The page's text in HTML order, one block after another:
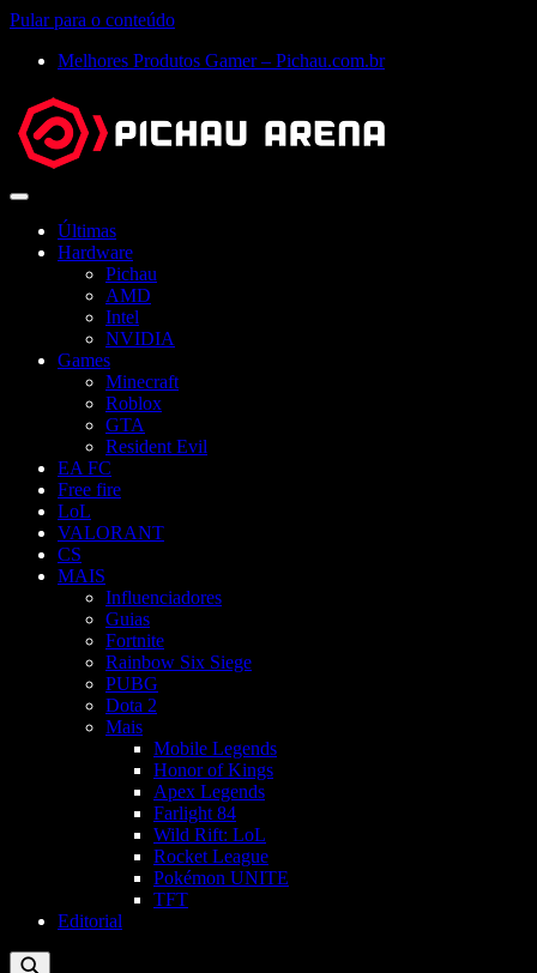
Pular para o conteúdo
Melhores Produtos Gamer – Pichau.com.br
Abrir
Últimas
Hardware
Pichau
AMD
Intel
NVIDIA
Games
Minecraft
Roblox
GTA
Resident Evil
EA FC
Free fire
LoL
VALORANT
CS
MAIS
Influenciadores
Guias
Fortnite
Rainbow Six Siege
PUBG
Dota 2
Mais
Mobile Legends
Honor of Kings
Apex Legends
Farlight 84
Wild Rift: LoL
Rocket League
Pokémon UNITE
TFT
Editorial
Buscar